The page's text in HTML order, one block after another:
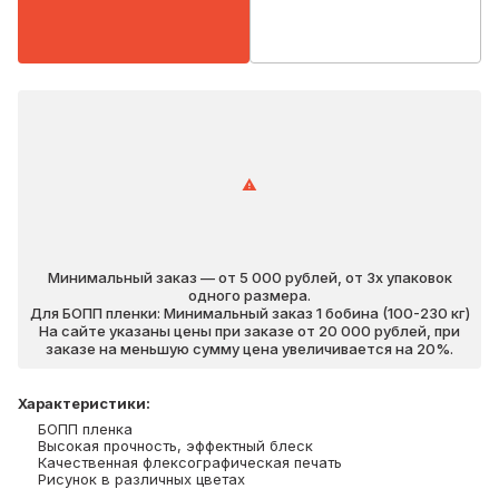
Минимальный заказ — от 5 000 рублей, от 3х упаковок
одного размера.
Для БОПП пленки: Минимальный заказ 1 бобина (100-230 кг)
На сайте указаны цены при заказе от 20 000 рублей, при
заказе на меньшую сумму цена увеличивается на 20%.
Характеристики:
БОПП пленка
Высокая прочность, эффектный блеск
Качественная флексографическая печать
Рисунок в различных цветах